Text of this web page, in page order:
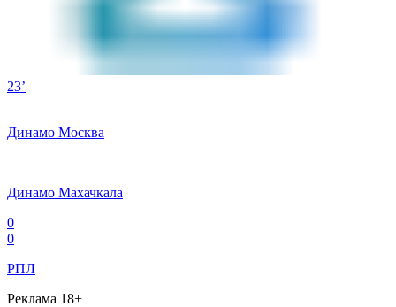
23’
Динамо Москва
Динамо Махачкала
0
0
РПЛ
Реклама 18+